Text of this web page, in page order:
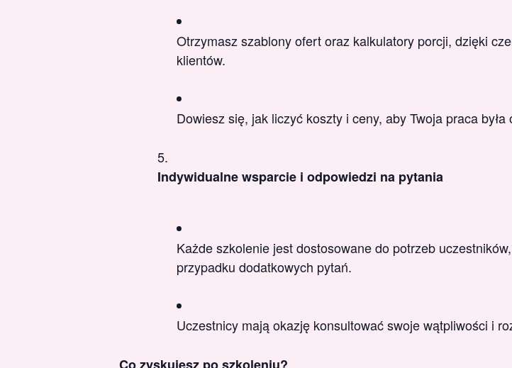
Otrzymasz szablony ofert oraz kalkulatory porcji, dzięki
klientów.
Dowiesz się, jak liczyć koszty i ceny, aby Twoja praca była
Indywidualne wsparcie i odpowiedzi na pytania
Każde szkolenie jest dostosowane do potrzeb
przypadku dodatkowych pytań.
Uczestnicy mają okazję konsultować swoje wątpliwości i
Co zyskujesz po szkoleniu?